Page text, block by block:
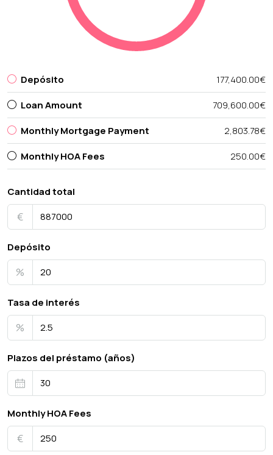
Depósito
177,400.00€
Loan Amount
709,600.00€
Monthly Mortgage Payment
2,803.78€
Monthly HOA Fees
250.00€
Cantidad total
€
Depósito
%
Tasa de interés
%
Plazos del préstamo (años)
Monthly HOA Fees
€